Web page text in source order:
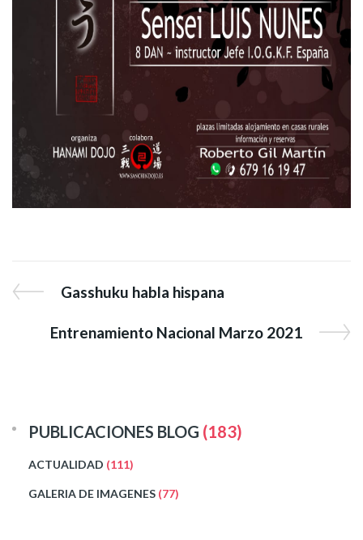
Gasshuku habla hispana
Entrenamiento Nacional Marzo 2021
PUBLICACIONES BLOG (183)
ACTUALIDAD (111)
GALERIA DE IMAGENES (77)